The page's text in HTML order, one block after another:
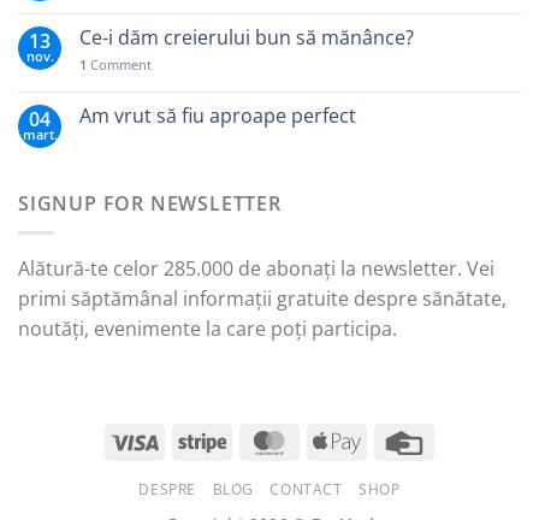
13
nov.
Ce-i dăm creierului bun să mănânce?
1 Comment
04
mart.
Am vrut să fiu aproape perfect
SIGNUP FOR NEWSLETTER
Alătură-te celor 285.000 de abonați la newsletter. Vei
primi săptămânal informații gratuite despre sănătate,
noutăți, evenimente la care poți participa.
DESPRE BLOG CONTACT SHOP